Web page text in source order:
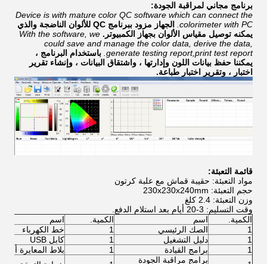
برنامج مجاني لمراقبة الجودة:
Device is with mature color QC software which can connect the
colorimeter with PC.
الجهاز مزود ببرنامج QC للألوان الناضجة والذي
يمكنه توصيل مقياس الألوان بجهاز الكمبيوتر. With the software, we
could save and manage the color data, derive the data,
generate testing report,print test report. باستخدام البرنامج ،
يمكننا حفظ بيانات اللون وإدارتها ، واشتقاق البيانات ، وإنشاء تقرير
اختبار ، وتقرير اختبار طباعة.
قائمة التعبئة:
مواد التعبئة: حقيبة قماش مع علبة كرتون
حجم التعبئة: 230x230x240mm
وزن التعبئة: 2.4 كلغ
وقت التسليم: 3-20 أيام بعد استلام الدفع.
الكمية.
اسم الكمية.
اسم
1
الصك الرئيسي 1
خط الكهرباء
1
دليل التشغيل 1
كابل USB
1
برامج القيادة 1
بلاط المعايرة
برامج مراقبة الجودة